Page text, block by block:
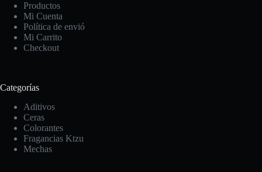
Productos
Mi Cuenta
Política de envió
Mi Carrito
Checkout
Categorías
Aditivos
Ceras
Colorantes
Fragancias Ktzu
Mechas